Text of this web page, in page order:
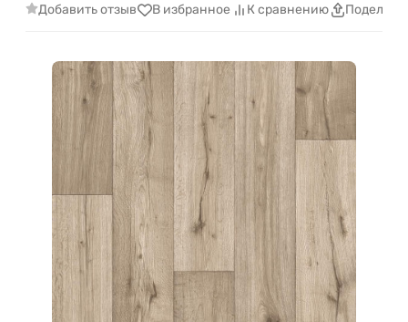
Добавить отзыв В избранное К сравнению